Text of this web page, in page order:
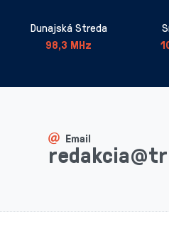
Dunajská Streda
98,3 MHz
Email